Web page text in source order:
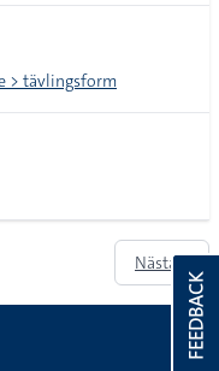
> tävlingsform
Nästa »
FEEDBACK